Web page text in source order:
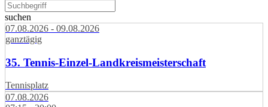
suchen
07.08.2026 - 09.08.2026
ganztägig
35. Tennis-Einzel-Landkreismeisterschaft
Tennisplatz
07.08.2026